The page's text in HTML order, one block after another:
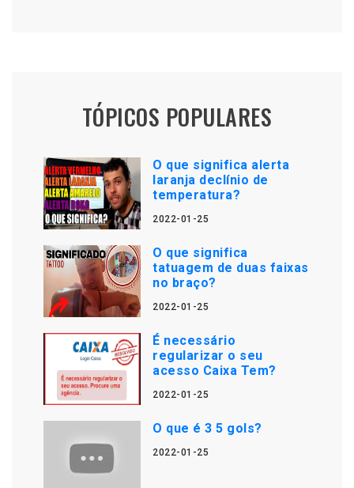
TÓPICOS POPULARES
O que significa alerta
laranja declínio de
temperatura?
2022-01-25
O que significa
tatuagem de duas faixas
no braço?
2022-01-25
É necessário
regularizar o seu
acesso Caixa Tem?
2022-01-25
O que é 3 5 gols?
2022-01-25